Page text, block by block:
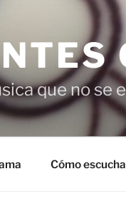
que no se
Cómo